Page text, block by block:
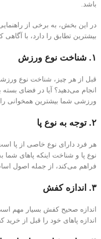
باشد.
در این بخش، به برخی از
بیشترین تطابق را دارد، با آگاهی
۱. شناخت نوع ورزش
قبل از هر چیز، شناخت نوع
انجام می‌دهید؟ آیا در فضای
ورزشی شما بیشترین همخوانی را
۲. توجه به نوع پا
هر فرد دارای نوع خاصی از پا
نوع پا و شناخت اینکه پاهای
فراهم می‌کند، از جمله اصول
۳. اندازه کفش
اندازه صحیح کفش بسیار مهم
اندازه پاهای خود را قبل از